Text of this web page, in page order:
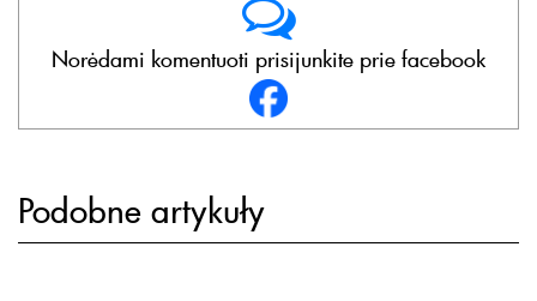
Norėdami komentuoti prisijunkite prie facebook
Podobne artykuły